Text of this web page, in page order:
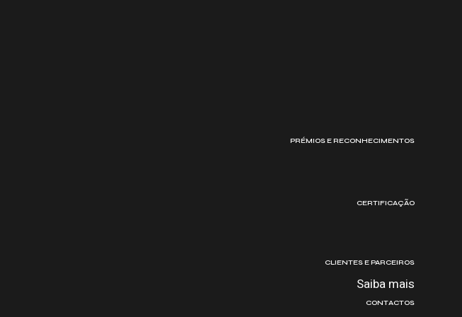
PRÉMIOS E RECONHECIMENTOS
CERTIFICAÇÃO
CLIENTES E PARCEIROS
Saiba mais
CONTACTOS